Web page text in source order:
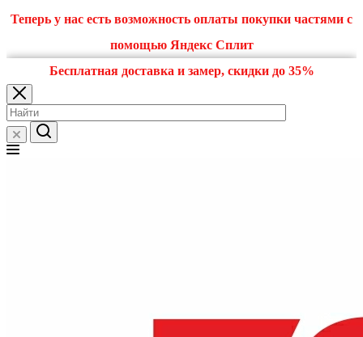
Теперь у нас есть возможность оплаты покупки частями с
помощью Яндекс Сплит
Бесплатная доставка и замер, скидки до 35%